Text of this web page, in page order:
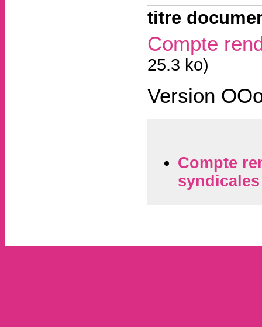
titre
Compte
25.3 ko)
Version
Compte